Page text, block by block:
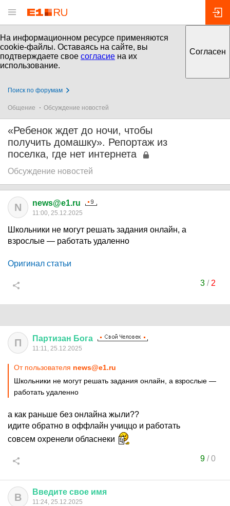
На информационном ресурсе применяются
cookie-файлы. Оставаясь на сайте, вы
подтверждаете свое согласие на их
использование.
Согласен
Поиск по форумам
Общение Обсуждение новостей
«Ребенок ждет до ночи, чтобы
получить домашку». Репортаж из
поселка, где нет интернета
Обсуждение новостей
N news@e1.ru
11:00, 25.12.2025
Школьники не могут решать задания онлайн, а
взрослые — работать удаленно
Оригинал статьи
3/ 2
П Партизан Бога
11:11, 25.12.2025
От пользователя news@e1.ru
Школьники не могут решать задания онлайн, а взрослые —
работать удаленно
а как раньше без онлайна жыли??
идите обратно в оффлайн учиццо и работать
совсем охренели обласнеки
9/0
В Введите свое имя
11:24, 25.12.2025